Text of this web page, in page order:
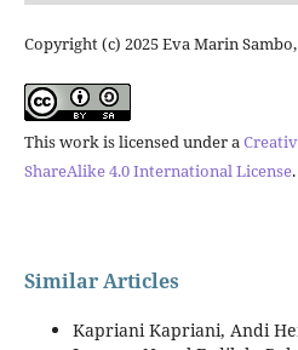
Copyright (c) 2025 Eva Marin
This work is licensed under a
ShareAlike 4.0 International License.
Similar Articles
Kapriani Kapriani, Andi